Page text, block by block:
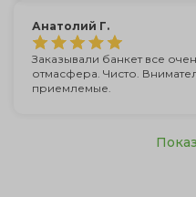
Анатолий Г.
Заказывали банкет все
отмасфера. Чисто.
приемлемые.